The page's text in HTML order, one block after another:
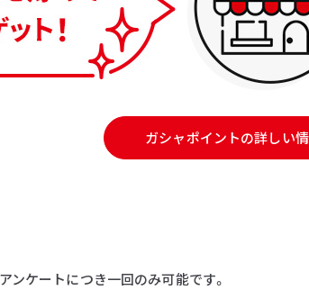
ガシャポイントの詳しい情
ンケートにつき一回のみ可能です。